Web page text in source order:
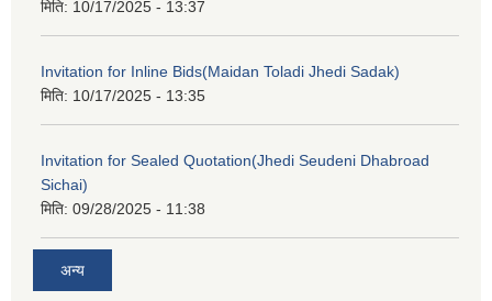
मिति: 10/17/2025 - 13:37
Invitation for Inline Bids(Maidan Toladi Jhedi Sadak)
मिति: 10/17/2025 - 13:35
Invitation for Sealed Quotation(Jhedi Seudeni Dhabroad
Sichai)
मिति: 09/28/2025 - 11:38
अन्य